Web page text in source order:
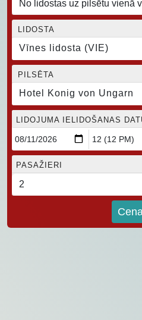
LIDOSTA
Vīnes lidosta (VIE)
PILSĒTA
Hotel Konig von Ungarn
LIDOJUMA IELIDOŠANAS
PASAŽIERI